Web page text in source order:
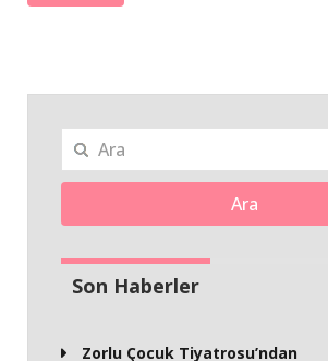
Ara
Son Haberler
Zorlu Çocuk Tiyatrosu’ndan